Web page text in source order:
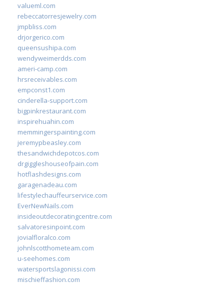
valueml.com
rebeccatorresjewelry.com
jmpbliss.com
drjorgerico.com
queensushipa.com
wendyweimerdds.com
ameri-camp.com
hrsreceivables.com
empconst1.com
cinderella-support.com
bigpinkrestaurant.com
inspirehuahin.com
memmingerspainting.com
jeremypbeasley.com
thesandwichdepotcos.com
drgiggleshouseofpain.com
hotflashdesigns.com
garagenadeau.com
lifestylechauffeurservice.com
EverNewNails.com
insideoutdecoratingcentre.com
salvatoresinpoint.com
jovialfloralco.com
johnlscotthometeam.com
u-seehomes.com
watersportslagonissi.com
mischieffashion.com